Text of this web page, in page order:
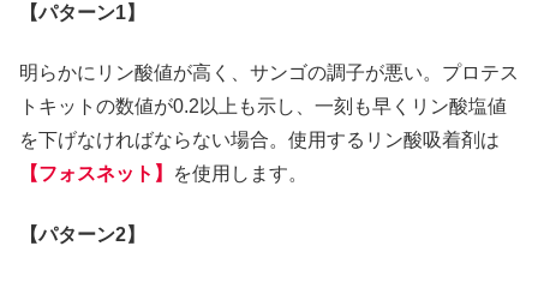
【パターン1】
明らかにリン酸値が高く、サンゴの調子が悪い。プロテス
トキットの数値が0.2以上も示し、一刻も早くリン酸塩値
を下げなければならない場合。使用するリン酸吸着剤は
【フォスネット】
を使用します。
【パターン2】